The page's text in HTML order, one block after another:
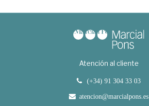
Atención al cliente
(+34) 91 304 33 03
atencion@marcialpons.es